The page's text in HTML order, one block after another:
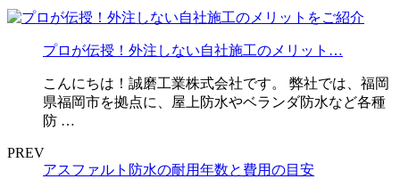
プロが伝授！外注しない自社施工のメリット…
こんにちは！誠磨工業株式会社です。 弊社では、福岡
県福岡市を拠点に、屋上防水やベランダ防水など各種
防 …
PREV
アスファルト防水の耐用年数と費用の目安